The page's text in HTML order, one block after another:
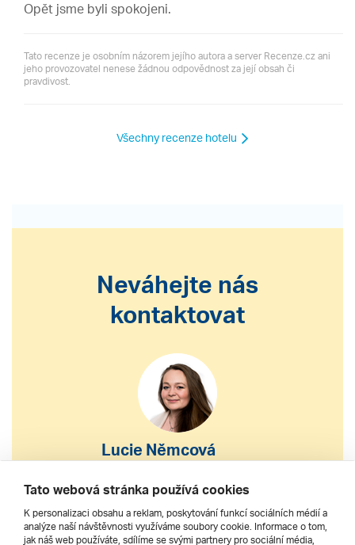
Opět jsme byli spokojeni.
Tato recenze je osobním názorem jejího autora a server Recenze.cz ani
jeho provozovatel nenese žádnou odpovědnost za její obsah či
pravdivost.
Všechny recenze hotelu
Neváhejte nás
kontaktovat
Lucie Němcová
S výběrem nebo nákupem
zájezdu vám pomohu
Tato webová stránka používá cookies
K personalizaci obsahu a reklam, poskytování funkcí sociálních médií a
analýze naší návštěvnosti využíváme soubory cookie. Informace o tom,
jak náš web používáte, sdílíme se svými partnery pro sociální média,